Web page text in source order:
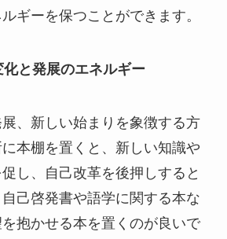
ギーを保つことができます。
と発展のエネルギー
、新しい始まりを象徴する方
本棚を置くと、新しい知識や
し、自己改革を後押しすると
己啓発書や語学に関する本な
抱かせる本を置くのが良いで